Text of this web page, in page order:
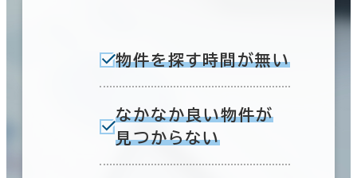
物件を探す時間が無い
なかなか良い物件が
見つからない